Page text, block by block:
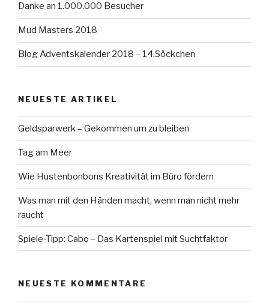
Danke an 1.000.000 Besucher
Mud Masters 2018
Blog Adventskalender 2018 – 14.Söckchen
NEUESTE ARTIKEL
Geldsparwerk – Gekommen um zu bleiben
Tag am Meer
Wie Hustenbonbons Kreativität im Büro fördern
Was man mit den Händen macht, wenn man nicht mehr
raucht
Spiele-Tipp: Cabo – Das Kartenspiel mit Suchtfaktor
NEUESTE KOMMENTARE